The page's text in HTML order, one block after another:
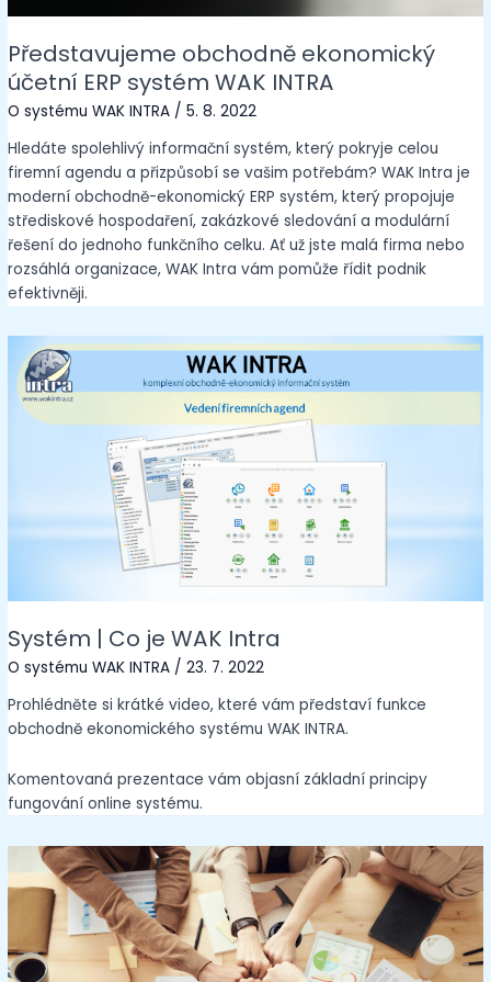
Představujeme obchodně ekonomický
účetní ERP systém WAK INTRA
O systému WAK INTRA /5. 8. 2022
Hledáte spolehlivý informační systém, který pokryje celou
firemní agendu a přizpůsobí se vašim potřebám? WAK Intra je
moderní obchodně-ekonomický ERP systém, který propojuje
střediskové hospodaření, zakázkové sledování a modulární
řešení do jednoho funkčního celku. Ať už jste malá firma nebo
rozsáhlá organizace, WAK Intra vám pomůže řídit podnik
efektivněji.
Systém | Co je WAK Intra
O systému WAK INTRA /23. 7. 2022
Prohlédněte si krátké video, které vám představí funkce
obchodně ekonomického systému WAK INTRA.
Komentovaná prezentace vám objasní základní principy
fungování online systému.